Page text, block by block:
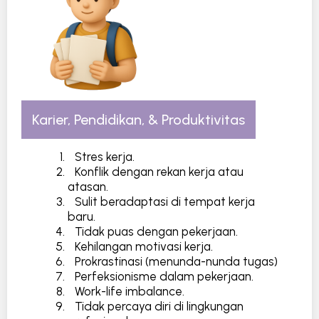
Karier, Pendidikan, & Produktivitas
Stres kerja.
Konflik dengan rekan kerja atau
atasan.
Sulit beradaptasi di tempat kerja
baru.
Tidak puas dengan pekerjaan.
Kehilangan motivasi kerja.
Prokrastinasi (menunda-nunda tugas)
Perfeksionisme dalam pekerjaan.
Work-life imbalance.
Tidak percaya diri di lingkungan